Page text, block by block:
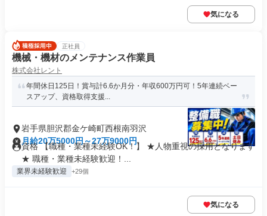
気になる
正社員
機械・機材のメンテナンス作業員
株式会社レント
年間休日125日！賞与計6.6か月分・年収600万円可！5年連続ベー
スアップ、資格取得支援...
岩手県胆沢郡金ケ崎町西根南羽沢
月給20万5000円～27万9000円
資格 【職種・業種未経験OK！】 ★人物重視の採用となります
★ 職種・業種未経験歓迎！...
業界未経験歓迎 +29個
気になる